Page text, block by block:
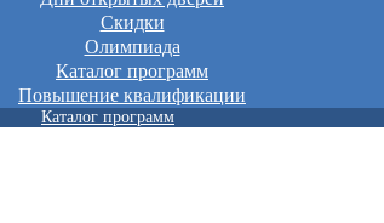
Скидки
Олимпиада
Каталог программ
Повышение квалификации
Каталог программ